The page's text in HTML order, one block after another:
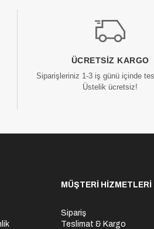
ÜCRETSIZ KARGO
Siparişleriniz 1-3 iş günü içinde
Üstelik ücretsiz!
MÜŞTERİ HİZMETLERİ
Sipariş
Teslimat & Kargo